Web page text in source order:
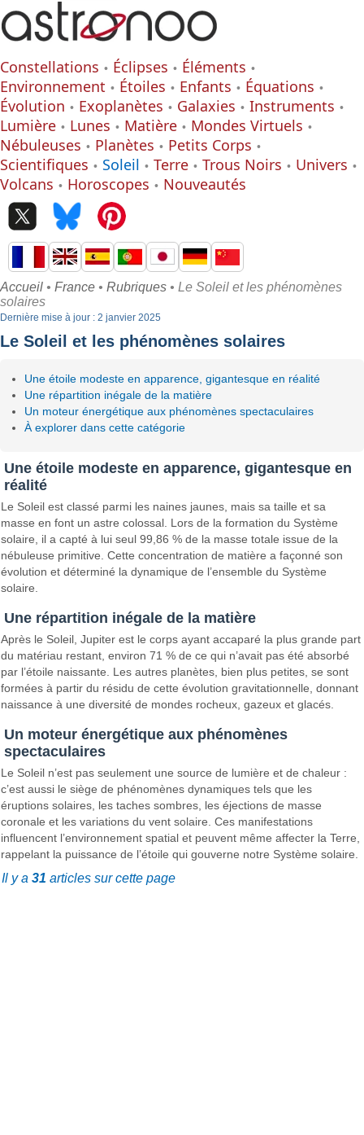
Constellations Éclipses
Éléments
Environnement
Étoiles Enfants
Équations
Évolution
Exoplanètes Galaxies
Instruments
Lumière
Lunes Matière
Mondes Virtuels
Nébuleuses
Planètes
Petits Corps
Scientifiques
Soleil Terre Trous Noirs
Univers
Volcans
Horoscopes Nouveautés
Accueil • France • Rubriques • Le Soleil et les phénomènes
solaires
Dernière mise à jour : 2 janvier 2025
Le Soleil et les phénomènes solaires
Une étoile modeste en apparence, gigantesque en réalité
Une répartition inégale de la matière
Un moteur énergétique aux phénomènes spectaculaires
À explorer dans cette catégorie
Une étoile modeste en apparence, gigantesque en
réalité
Le Soleil est classé parmi les naines jaunes, mais sa taille et sa
masse en font un astre colossal. Lors de la formation du Système
solaire, il a capté à lui seul 99,86 % de la masse totale issue de la
nébuleuse primitive. Cette concentration de matière a façonné son
évolution et déterminé la dynamique de l’ensemble du Système
solaire.
Une répartition inégale de la matière
Après le Soleil, Jupiter est le corps ayant accaparé la plus grande part
du matériau restant, environ 71 % de ce qui n’avait pas été absorbé
par l’étoile naissante. Les autres planètes, bien plus petites, se sont
formées à partir du résidu de cette évolution gravitationnelle, donnant
naissance à une diversité de mondes rocheux, gazeux et glacés.
Un moteur énergétique aux phénomènes
spectaculaires
Le Soleil n’est pas seulement une source de lumière et de chaleur :
c’est aussi le siège de phénomènes dynamiques tels que les
éruptions solaires, les taches sombres, les éjections de masse
coronale et les variations du vent solaire. Ces manifestations
influencent l’environnement spatial et peuvent même affecter la Terre,
rappelant la puissance de l’étoile qui gouverne notre Système solaire.
Il y a 31 articles sur cette page